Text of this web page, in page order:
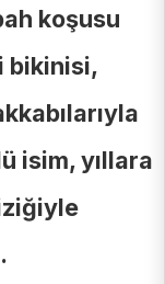
koşusu
bikinisi,
isim, yıllara